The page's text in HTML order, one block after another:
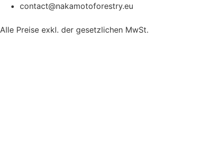
contact@nakamotoforestry.eu
Alle Preise exkl. der gesetzlichen MwSt.